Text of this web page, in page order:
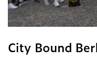
City Bound